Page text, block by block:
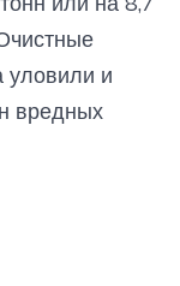
уловили и
вредных